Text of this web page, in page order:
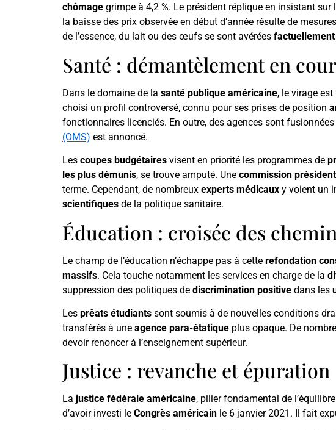
chômage grimpe à 4,2 %. Le président réplique en insistant sur
la baisse des prix observée en début d’année résulte de
de l’essence, du lait ou des œufs se sont avérées
Santé : démantèlement en
Dans le domaine de la santé publique américaine, le virage
choisi un profil controversé, connu pour ses prises de position
fonctionnaires licenciés. En outre, des agences sont
(OMS) est annoncé.
Les coupes budgétaires visent en priorité les programmes de
les plus démunis, se trouve amputé. Une commission
terme. Cependant, de nombreux experts médicaux y voient un
scientifiques de la politique sanitaire.
Éducation : croisée des
Le champ de l’éducation n’échappe pas à cette refondation
massifs. Cela touche notamment les services en charge de la
suppression des politiques de discrimination positive dans les
Les prêats étudiants sont soumis à de nouvelles conditions
transférés à une agence para-étatique plus opaque. De
devoir renoncer à l’enseignement supérieur.
Justice : revanche et épuration
La justice fédérale américaine, pilier fondamental de
d’avoir investi le Congrès américain le 6 janvier 2021. Il fait